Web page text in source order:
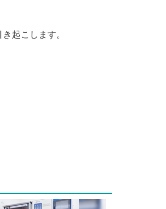
起こします。